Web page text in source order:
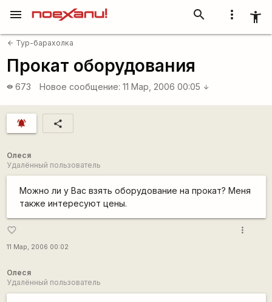
more_vert accessibility_new
search
menu
arrow_back Тур-барахолка
Прокат оборудования
visibility 673 Новое сообщение: 11 Мар, 2006 00:05 arrow_downward
notifications_active share
Олеся
Удалённый пользователь
Можно ли у Вас взять оборудование на прокат? Меня
также интересуют цены.
favorite_border
11 Мар, 2006 00:02
more_vert
Олеся
Удалённый пользователь